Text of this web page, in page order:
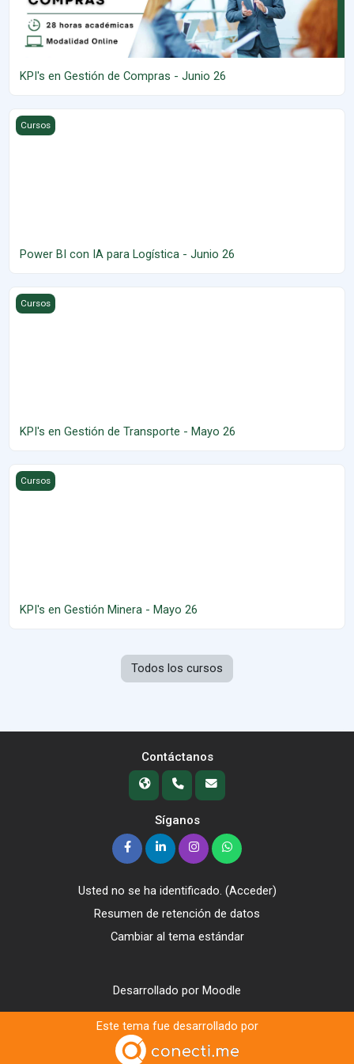
KPI's en Gestión de Compras - Junio 26
Power BI con IA para Logística - Junio 26
Cursos
Power BI con IA para Logística - Junio 26
KPI's en Gestión de Transporte - Mayo 26
Cursos
KPI's en Gestión de Transporte - Mayo 26
KPI's en Gestión Minera - Mayo 26
Cursos
KPI's en Gestión Minera - Mayo 26
Todos los cursos
Contáctanos
Síganos
Usted no se ha identificado. (Acceder)
Resumen de retención de datos
Cambiar al tema estándar
Desarrollado por Moodle
Este tema fue desarrollado por